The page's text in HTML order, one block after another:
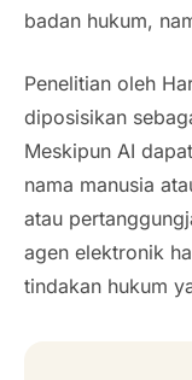
badan hukum,
Penelitian oleh
diposisikan
Meskipun AI
nama manusia
atau
agen elektronik
tindakan hukum